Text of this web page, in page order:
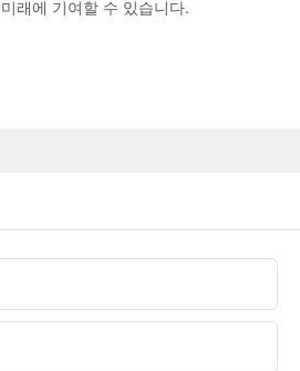
래에 기여할 수 있습니다.